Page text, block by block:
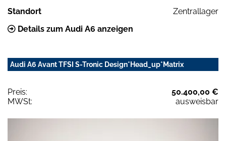
Standort
Zentrallager
Details zum Audi A6 anzeigen
Audi A6 Avant TFSI S-Tronic Design*Head_up*Matrix
Preis:
50.400,00 €
MWSt:
ausweisbar